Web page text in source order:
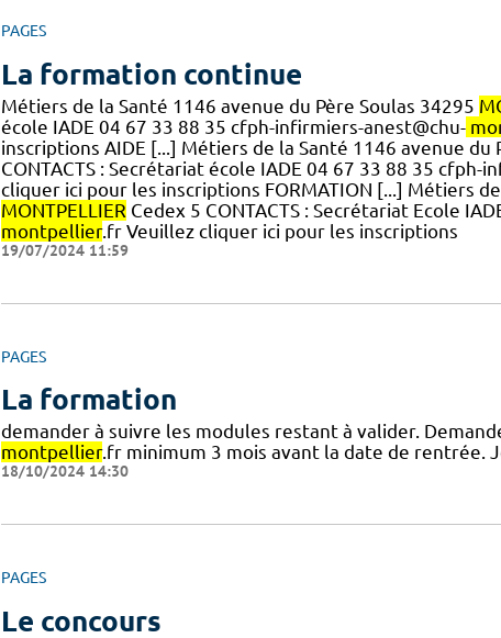
PAGES
La formation continue
Métiers de la Santé 1146 avenue du Père Soulas 34295
école IADE 04 67 33 88 35 cfph-infirmiers-anest@chu-
inscriptions AIDE [...] Métiers de la Santé 1146 avenue du
CONTACTS : Secrétariat école IADE 04 67 33 88 35 cfph-
cliquer ici pour les inscriptions FORMATION [...] Métiers
MONTPELLIER Cedex 5 CONTACTS : Secrétariat Ecole
montpellier.fr Veuillez cliquer ici pour les inscriptions
19/07/2024 11:59
PAGES
La formation
demander à suivre les modules restant à valider.
montpellier.fr minimum 3 mois avant la date de rentrée.
18/10/2024 14:30
PAGES
Le concours